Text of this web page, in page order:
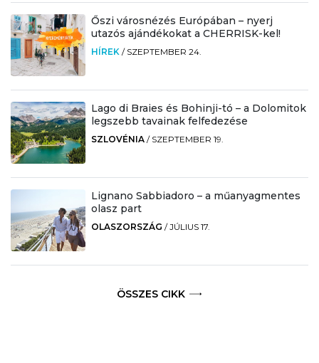
Őszi városnézés Európában – nyerj
utazós ajándékokat a CHERRISK-kel!
HÍREK / SZEPTEMBER 24.
Lago di Braies és Bohinji-tó – a Dolomitok
legszebb tavainak felfedezése
SZLOVÉNIA / SZEPTEMBER 19.
Lignano Sabbiadoro – a műanyagmentes
olasz part
OLASZORSZÁG /JÚLIUS 17.
ÖSSZES CIKK